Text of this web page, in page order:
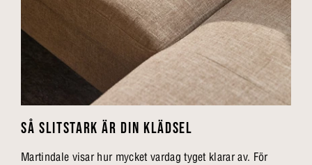
SÅ SLITSTARK ÄR DIN KLÄDSEL
Martindale visar hur mycket vardag tyget klarar av. För